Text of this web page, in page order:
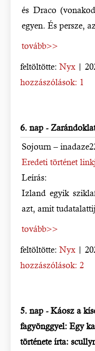
és Draco
egyen. És persze,
tovább>>
feltöltötte:Nyx |
hozzászólások: 1
6. nap -
Sojourn –
Eredeti történet
Leírás:
Izland egyik
azt, amit
tovább>>
feltöltötte:Nyx |
hozzászólások: 2
5. nap - Káosz a
fagyönggyel: Egy
története írta: